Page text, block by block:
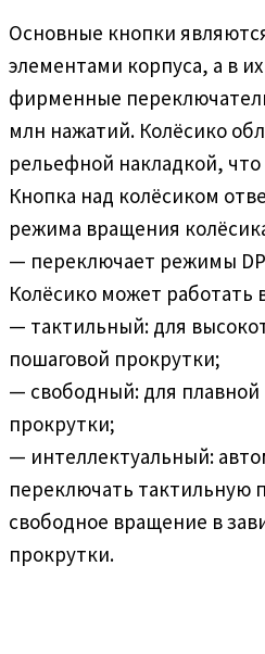
Основные кнопки
элементами корпуса, а в
фирменные
млн нажатий. Колёсико
рельефной накладкой,
Кнопка над колёсиком
режима вращения
— переключает режимы
Колёсико может работать
— тактильный: для
пошаговой прокрутки;
— свободный: для плавной
прокрутки;
— интеллектуальный:
переключать тактильную
свободное вращение в
прокрутки.